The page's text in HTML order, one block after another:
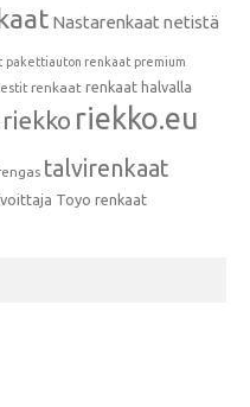
Nastarenkaat netistä
pakettiauton renkaat premium
renkaat renkaat halvalla
riekko riekko.eu
talvirenkaat
Toyo renkaat